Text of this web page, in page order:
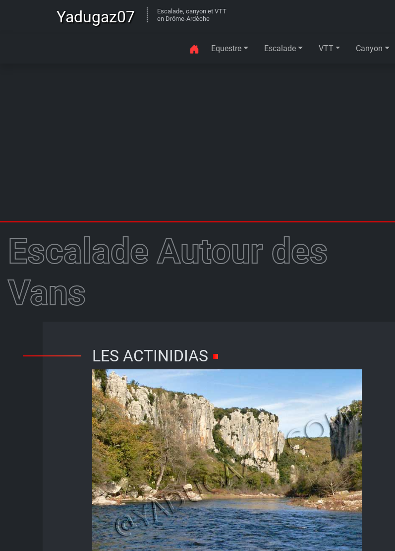
Yadugaz07
Escalade, canyon et VTT
en Drôme-Ardèche
Equestre Escalade VTT Canyon
Escalade Autour des
Vans
LES ACTINIDIAS